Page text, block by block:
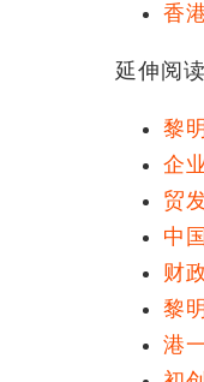
香
延伸阅读
黎
企
贸
中
财
黎
港